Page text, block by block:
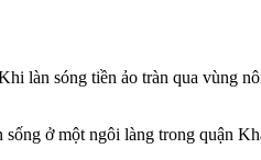
làn sóng tiền ảo tràn qua vùng
ở một ngôi làng trong quận